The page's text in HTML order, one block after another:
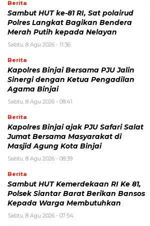
Berita
Sambut HUT ke-81 RI, Sat polairud
Polres Langkat Bagikan Bendera
Merah Putih kepada Nelayan
Sabtu, 8 Agu 2026 - 11:36
Berita
Kapolres Binjai Bersama PJU Jalin
Sinergi dengan Ketua Pengadilan
Agama Binjai
Sabtu, 8 Agu 2026 - 08:41
Berita
Kapolres Binjai ajak PJU Safari Salat
Jumat Bersama Masyarakat di
Masjid Agung Kota Binjai
Sabtu, 8 Agu 2026 - 08:39
Berita
Sambut HUT Kemerdekaan RI Ke 81,
Polsek Siantar Barat Berikan Bansos
Kepada Warga Membutuhkan
Sabtu, 8 Agu 2026 - 07:54